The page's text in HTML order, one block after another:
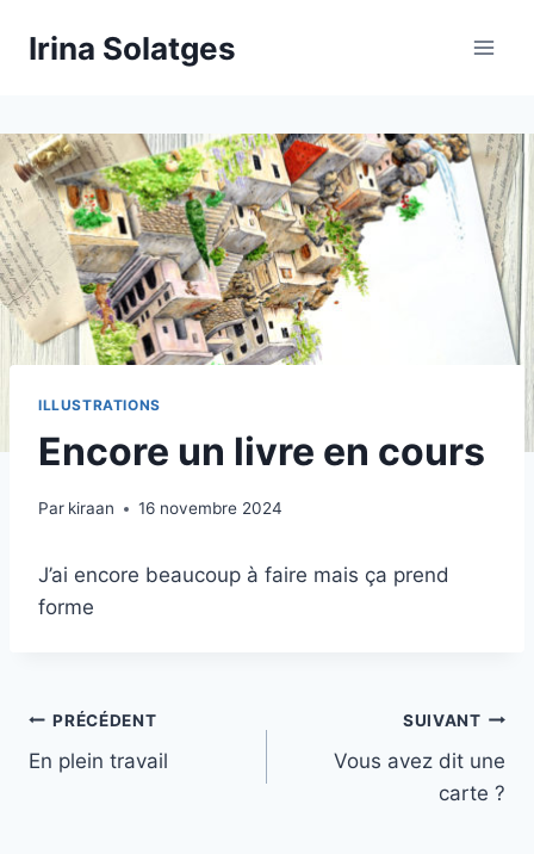
Irina Solatges
ILLUSTRATIONS
Encore un livre en cours
Par kiraan 16 novembre 2024
J’ai encore beaucoup à faire mais ça prend
forme
Navigation
de
PRÉCÉDENT
En plein travail
SUIVANT
Vous avez dit une
carte ?